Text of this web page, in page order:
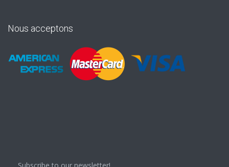
Nous acceptons